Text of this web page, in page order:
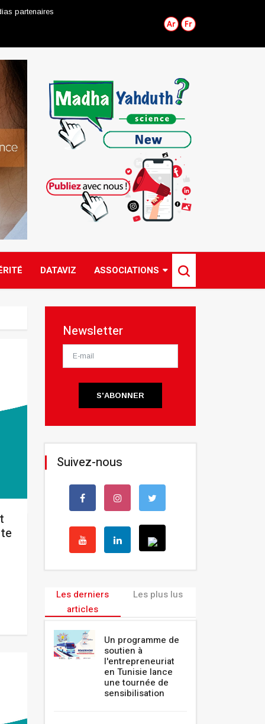
partenaires
DATAVIZ ASSOCIATIONS
Newsletter
S'ABONNER
Suivez-nous
Les derniers
articles
Les plus lus
Un programme de
soutien à
l'entrepreneuriat
en Tunisie lance
une tournée de
sensibilisation